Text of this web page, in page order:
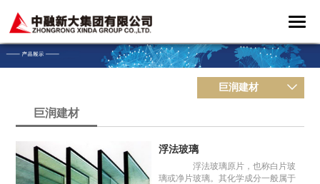
巨润建材
巨润建材
浮法玻璃
浮法玻璃原片，也称白片玻
璃或净片玻璃。其化学成分一般属于